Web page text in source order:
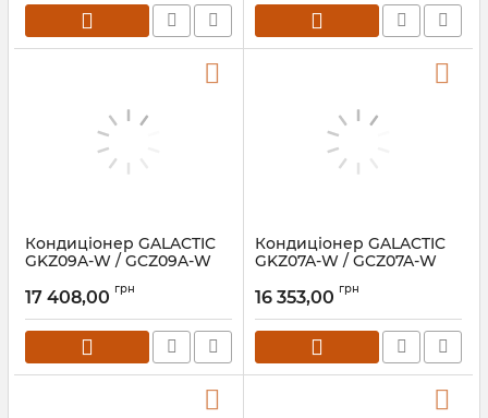
Кондиціонер GALACTIC
GKZ09A-W / GCZ09A-W
17 408,00 грн
Кондиціонер GALACTIC
GKZ07A-W / GCZ07A-W
16 353,00 грн